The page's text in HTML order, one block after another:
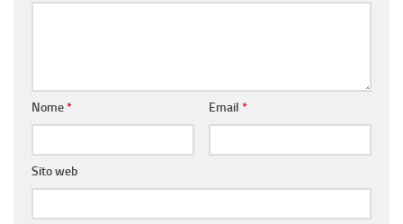
Nome* Email *
Sito web